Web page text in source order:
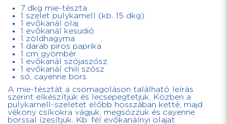
7 dkg mie-tészta
1 szelet pulykamell (kb. 15 dkg)
1 evőkanál olaj
1 evőkanál kesudió
1 zöldhagyma
1 darab piros paprika
1 cm gyömbér
1 evőkanál szójaszósz
1 evőkanál chili szósz
só, cayenne bors
A mie-tésztát a csomagoláson található leírás
szerint elkészítjük és lecsepegtetjük. Közben a
pulykamell-szeletet előbb hosszában ketté, majd
vékony csíkokra vágjuk, megsózzuk és cayenne
borssal ízesítjük. Kb. fél evőkanálnyi olajat